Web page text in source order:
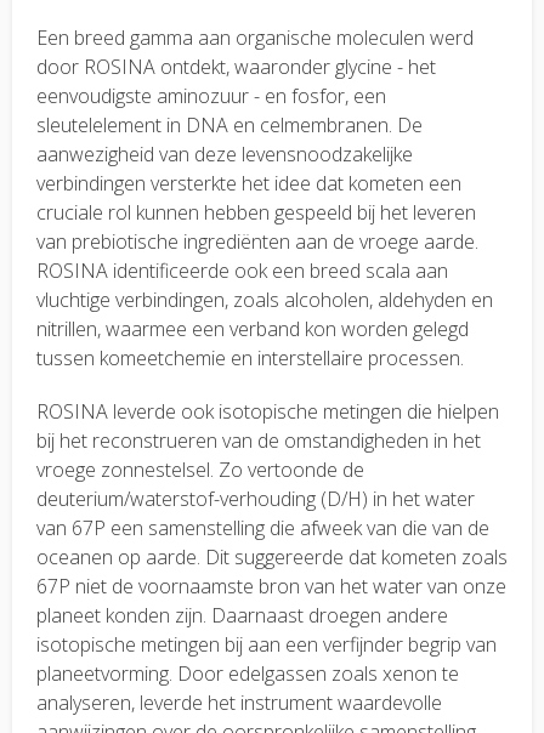
Een breed gamma aan organische moleculen werd
door ROSINA ontdekt, waaronder glycine - het
eenvoudigste aminozuur - en fosfor, een
sleutelelement in DNA en celmembranen. De
aanwezigheid van deze levensnoodzakelijke
verbindingen versterkte het idee dat kometen een
cruciale rol kunnen hebben gespeeld bij het leveren
van prebiotische ingrediënten aan de vroege aarde.
ROSINA identificeerde ook een breed scala aan
vluchtige verbindingen, zoals alcoholen, aldehyden en
nitrillen, waarmee een verband kon worden gelegd
tussen komeetchemie en interstellaire processen.
ROSINA leverde ook isotopische metingen die hielpen
bij het reconstrueren van de omstandigheden in het
vroege zonnestelsel. Zo vertoonde de
deuterium/waterstof-verhouding (D/H) in het water
van 67P een samenstelling die afweek van die van de
oceanen op aarde. Dit suggereerde dat kometen zoals
67P niet de voornaamste bron van het water van onze
planeet konden zijn. Daarnaast droegen andere
isotopische metingen bij aan een verfijnder begrip van
planeetvorming. Door edelgassen zoals xenon te
analyseren, leverde het instrument waardevolle